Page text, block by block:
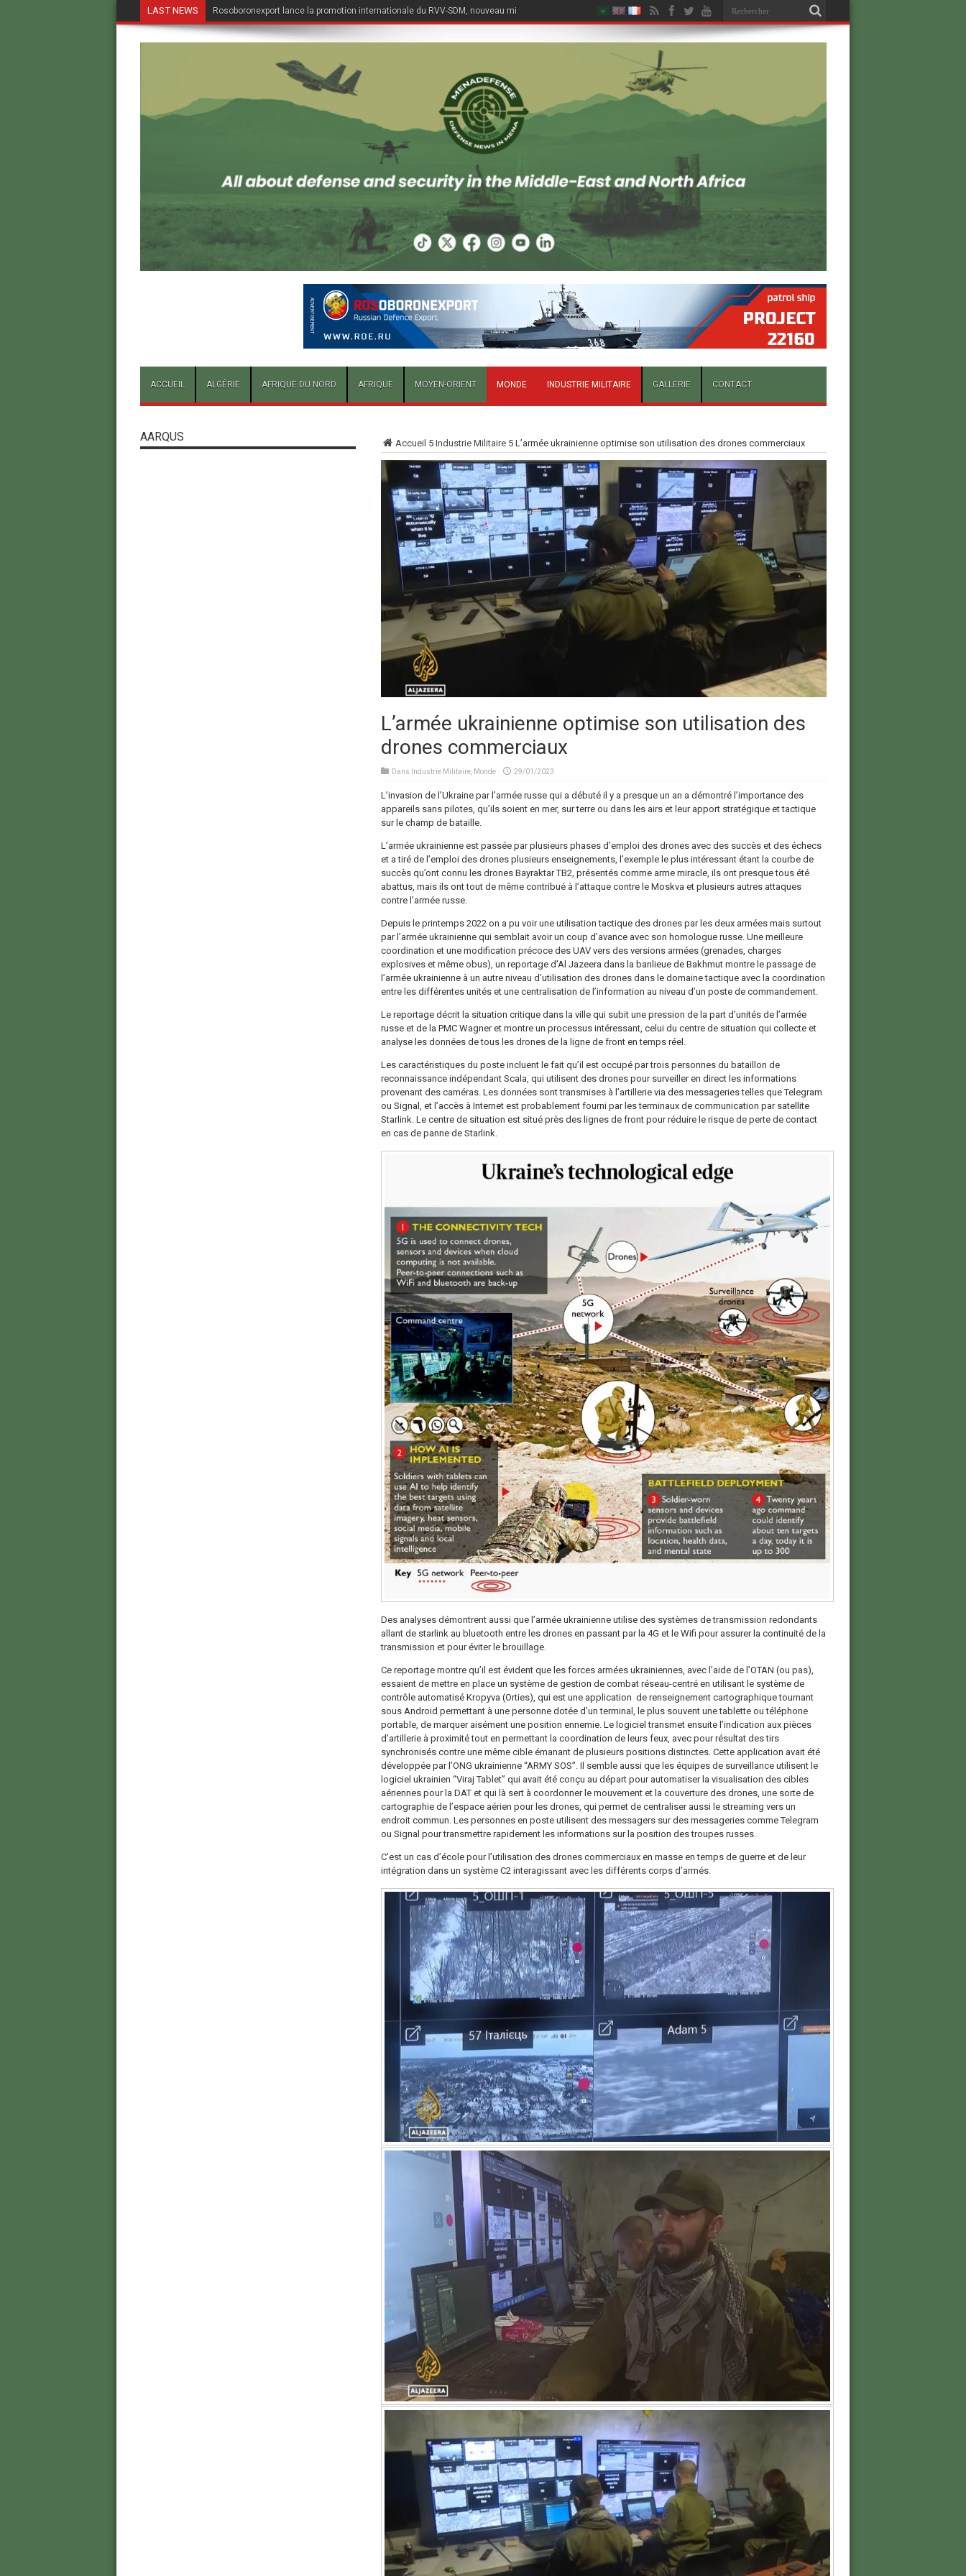
LAST NEWS Le FBI revient à Alger, une quinzaine d’années après le retrait de son attaché légal
ACCUEIL ALGÉRIE AFRIQUE DU NORD AFRIQUE MOYEN-ORIENT MONDE INDUSTRIE MILITAIRE GALLERIE CONTACT
Accueil 5 Industrie Militaire5 L’armée ukrainienne optimise son utilisation des drones commerciaux
L’armée ukrainienne optimise son utilisation des
drones commerciaux
Dans Industrie Militaire, Monde 29/01/2023
L’invasion de l’Ukraine par l’armée russe qui a débuté il y a presque un an a démontré l’importance des
appareils sans pilotes, qu’ils soient en mer, sur terre ou dans les airs et leur apport stratégique et tactique
sur le champ de bataille.
L’armée ukrainienne est passée par plusieurs phases d’emploi des drones avec des succès et des échecs
et a tiré de l’emploi des drones plusieurs enseignements, l’exemple le plus intéressant étant la courbe de
succès qu’ont connu les drones Bayraktar TB2, présentés comme arme miracle, ils ont presque tous été
abattus, mais ils ont tout de même contribué à l’attaque contre le Moskva et plusieurs autres attaques
contre l’armée russe.
Depuis le printemps 2022 on a pu voir une utilisation tactique des drones par les deux armées mais surtout
par l’armée ukrainienne qui semblait avoir un coup d’avance avec son homologue russe. Une meilleure
coordination et une modification précoce des UAV vers des versions armées (grenades, charges
explosives et même obus), un reportage d’Al Jazeera dans la banlieue de Bakhmut montre le passage de
l’armée ukrainienne à un autre niveau d’utilisation des drones dans le domaine tactique avec la coordination
entre les différentes unités et une centralisation de l’information au niveau d’un poste de commandement.
Le reportage décrit la situation critique dans la ville qui subit une pression de la part d’unités de l’armée
russe et de la PMC Wagner et montre un processus intéressant, celui du centre de situation qui collecte et
analyse les données de tous les drones de la ligne de front en temps réel.
Les caractéristiques du poste incluent le fait qu’il est occupé par trois personnes du bataillon de
reconnaissance indépendant Scala, qui utilisent des drones pour surveiller en direct les informations
provenant des caméras. Les données sont transmises à l’artillerie via des messageries telles que Telegram
ou Signal, et l’accès à Internet est probablement fourni par les terminaux de communication par satellite
Starlink. Le centre de situation est situé près des lignes de front pour réduire le risque de perte de contact
en cas de panne de Starlink.
Des analyses démontrent aussi que l’armée ukrainienne utilise des systèmes de transmission redondants
allant de starlink au bluetooth entre les drones en passant par la 4G et le Wifi pour assurer la continuité de la
transmission et pour éviter le brouillage.
Ce reportage montre qu’il est évident que les forces armées ukrainiennes, avec l’aide de l’OTAN (ou pas),
essaient de mettre en place un système de gestion de combat réseau-centré en utilisant le système de
contrôle automatisé Kropyva (Orties), qui est une application de renseignement cartographique tournant
sous Android permettant à une personne dotée d’un terminal, le plus souvent une tablette ou téléphone
portable, de marquer aisément une position ennemie. Le logiciel transmet ensuite l’indication aux pièces
d’artillerie à proximité tout en permettant la coordination de leurs feux, avec pour résultat des tirs
synchronisés contre une même cible émanant de plusieurs positions distinctes. Cette application avait été
développée par l’ONG ukrainienne “ARMY SOS”. Il semble aussi que les équipes de surveillance utilisent le
logiciel ukrainien “Viraj Tablet” qui avait été conçu au départ pour automatiser la visualisation des cibles
aériennes pour la DAT et qui là sert à coordonner le mouvement et la couverture des drones, une sorte de
cartographie de l’espace aérien pour les drones, qui permet de centraliser aussi le streaming vers un
endroit commun. Les personnes en poste utilisent des messagers sur des messageries comme Telegram
ou Signal pour transmettre rapidement les informations sur la position des troupes russes.
C’est un cas d’école pour l’utilisation des drones commerciaux en masse en temps de guerre et de leur
intégration dans un système C2 interagissant avec les différents corps d’armés.
AARQUS